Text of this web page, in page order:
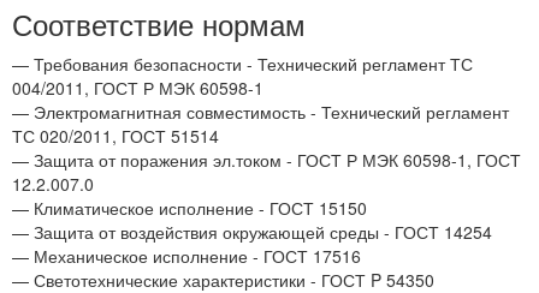
Соответствие нормам
— Требования безопасности - Технический регламент ТС
004/2011, ГОСТ Р МЭК 60598-1
— Электромагнитная совместимость - Технический регламент
ТС 020/2011, ГОСТ 51514
— Защита от поражения эл.током - ГОСТ Р МЭК 60598-1, ГОСТ
12.2.007.0
— Климатическое исполнение - ГОСТ 15150
— Защита от воздействия окружающей среды - ГОСТ 14254
— Механическое исполнение - ГОСТ 17516
— Светотехнические характеристики - ГОСТ P 54350